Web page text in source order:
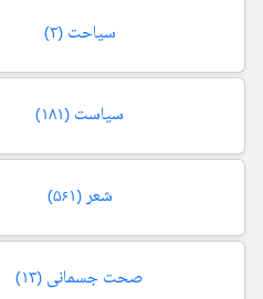
سیاحت(۳)
سیاست (۱۸۱)
شعر(۵۶۱)
صحت جسمانی (۱۳)